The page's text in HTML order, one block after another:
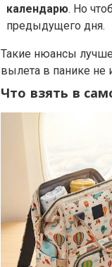
календарю. Но
предыдущего дня.
Такие нюансы лучше
вылета в панике не
Что взять в